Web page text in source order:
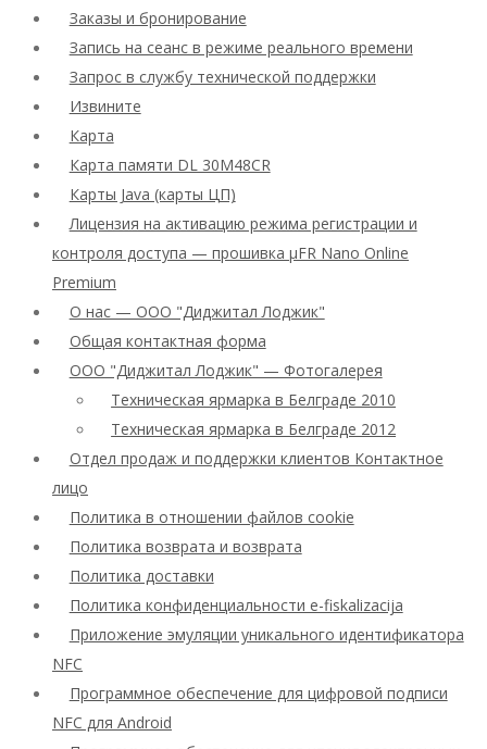
Заказы и бронирование
Запись на сеанс в режиме реального времени
Запрос в службу технической поддержки
Извините
Карта
Карта памяти DL 30M48CR
Карты Java (карты ЦП)
Лицензия на активацию режима регистрации и
контроля доступа — прошивка μFR Nano Online
Premium
О нас — ООО "Диджитал Лоджик"
Общая контактная форма
ООО "Диджитал Лоджик" — Фотогалерея
Техническая ярмарка в Белграде 2010
Техническая ярмарка в Белграде 2012
Отдел продаж и поддержки клиентов Контактное
лицо
Политика в отношении файлов cookie
Политика возврата и возврата
Политика доставки
Политика конфиденциальности e-fiskalizacija
Приложение эмуляции уникального идентификатора
NFC
Программное обеспечение для цифровой подписи
NFC для Android